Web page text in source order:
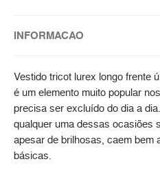
INFORMACAO
Vestido tricot lurex longo frente
é um elemento muito popular
precisa ser excluído do dia a
qualquer uma dessas ocasiões
apesar de brilhosas, caem bem
básicas.